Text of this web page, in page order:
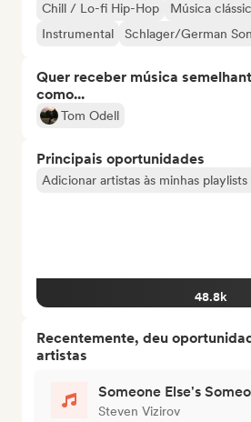
Chill / Lo-fi Hip-Hop Música
Instrumental
Schlager/German
Quer receber música
como...
Tom Odell
Principais oportunidades
Adicionar artistas às minhas
48.8k
Recentemente, deu
artistas
Someone Else's
Steven Vizirov